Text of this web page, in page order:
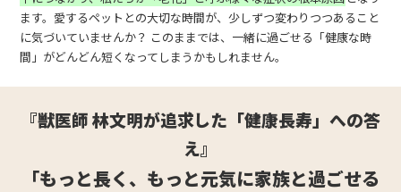
ます。 愛するペットとの大切な時間が、少しずつ変わりつつあること
に気づいていませんか？ このままでは、一緒に過ごせる「健康な時
間」がどんどん短くなってしまうかもしれません。
『獣医師 林文明が追求した「健康長寿」への答
え』
「もっと長く、もっと元気に家族と過ごせる